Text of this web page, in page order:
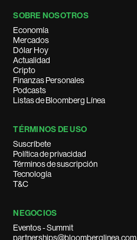
SOBRE NOSOTROS
Economía
Mercados
Dólar Hoy
Actualidad
Cripto
Finanzas Personales
Podcasts
Listas de Bloomberg Línea
TÉRMINOS DE USO
Suscríbete
Política de privacidad
Términos de suscripción
Tecnología
T&C
NEGOCIOS
Eventos - Summit
partnerships@bloomberglinea.com